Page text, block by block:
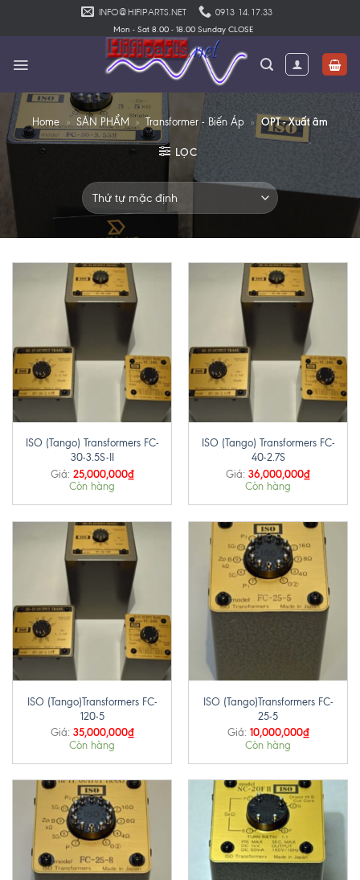
INFO@HIFIPARTS.NET 0913 14.17.33
Mon - Sat 8.00 - 18.00 Sunday CLOSE
Home » SẢN PHẨM » Transformer - Biến Áp » OPT - Xuất âm
LỌC
ISO (Tango) Transformers FC-
30-3.5S-II
Giá: 25,000,000₫
Còn hàng
ISO (Tango) Transformers FC-
40-2.7S
Giá: 36,000,000₫
Còn hàng
ISO (Tango)Transformers FC-
120-5
Giá: 35,000,000₫
Còn hàng
ISO (Tango)Transformers FC-
25-5
Giá: 10,000,000₫
Còn hàng